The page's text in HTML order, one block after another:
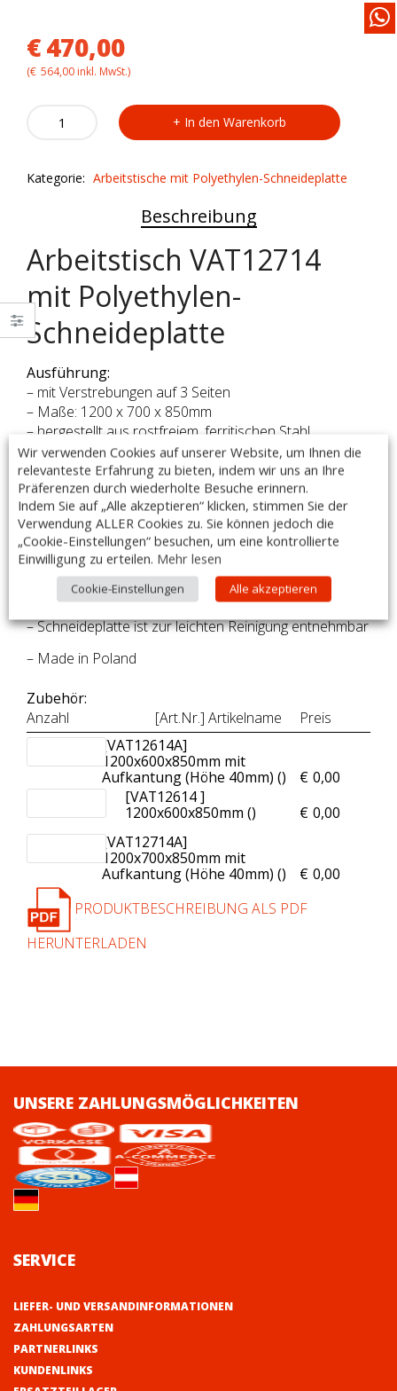
€470,00
(€ 564,00 inkl. MwSt.)
VAT12714
Schneideplatte
In den Warenkorb
Kategorie: Arbeitstische mit Polyethylen-Schneideplatte
Beschreibung
Arbeitstisch VAT12714
mit Polyethylen-
Schneideplatte
Ausführung:
– mit Verstrebungen auf 3 Seiten
– Maße: 1200 x 700 x 850mm
– hergestellt aus rostfreiem, ferritischen Stahl
– mit und ohne Aufkantung (40mm Höhe) erhältlich
– Arbeitsplatte im oberen Teil durch Rahmen verstärkt
– Arbeitsfläche unterfüttert mit einer doppelt
laminierten Schallschutzplatte, Stärke: 18 mm
– höhenverstellbare Füße +25 mm bis -5 mm
– fest verschweißte Ausführung
– Tischbeine aus Vierkantprofil 40x40mm
– mit integrierter Schneideplatte aus Polyethylen
– Tiefe der Schneideplatte: 300 mm
– Schneideplatte ist zur leichten Reinigung entnehmbar
– Made in Poland
Zubehör:
Anzahl
[Art.Nr.] Artikelname
Preis
[VAT12614A]
1200x600x850mm mit
Aufkantung (Höhe 40mm) (
€ 0,00
)
[VAT12614 ]
1200x600x850mm (
€ 0,00
)
[VAT12714A]
1200x700x850mm mit
Aufkantung (Höhe 40mm) (
€ 0,00
)
PRODUKTBESCHREIBUNG ALS PDF
HERUNTERLADEN
UNSERE ZAHLUNGSMÖGLICHKEITEN
SERVICE
LIEFER- UND VERSANDINFORMATIONEN
ZAHLUNGSARTEN
PARTNERLINKS
KUNDENLINKS
Wir verwenden Cookies auf unserer Website, um Ihnen die
relevanteste Erfahrung zu bieten, indem wir uns an Ihre
Präferenzen durch wiederholte Besuche erinnern.
Indem Sie auf „Alle akzeptieren“ klicken, stimmen Sie der
Verwendung ALLER Cookies zu. Sie können jedoch die
„Cookie-Einstellungen“ besuchen, um eine kontrollierte
Einwilligung zu erteilen. Mehr lesen
Cookie-Einstellungen Alle akzeptieren